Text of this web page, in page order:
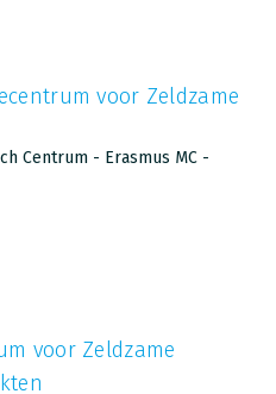
voor Zeldzame
Centrum - Erasmus MC -
voor Zeldzame